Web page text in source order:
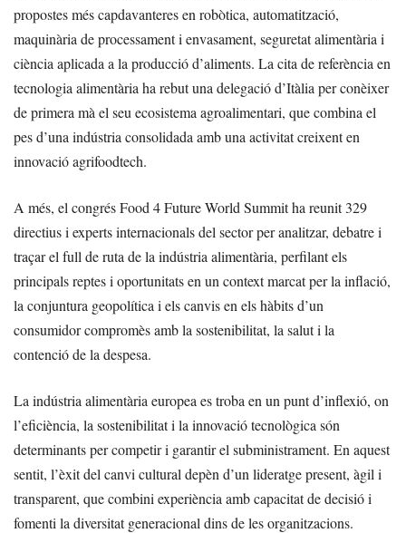
propostes més capdavanteres en robòtica, automatització,
maquinària de processament i envasament, seguretat alimentària i
ciència aplicada a la producció d’aliments. La cita de referència en
tecnologia alimentària ha rebut una delegació d’Itàlia per conèixer
de primera mà el seu ecosistema agroalimentari, que combina el
pes d’una indústria consolidada amb una activitat creixent en
innovació agrifoodtech.
A més, el congrés Food 4 Future World Summit ha reunit 329
directius i experts internacionals del sector per analitzar, debatre i
traçar el full de ruta de la indústria alimentària, perfilant els
principals reptes i oportunitats en un context marcat per la inflació,
la conjuntura geopolítica i els canvis en els hàbits d’un
consumidor compromès amb la sostenibilitat, la salut i la
contenció de la despesa.
La indústria alimentària europea es troba en un punt d’inflexió, on
l’eficiència, la sostenibilitat i la innovació tecnològica són
determinants per competir i garantir el subministrament. En aquest
sentit, l’èxit del canvi cultural depèn d’un lideratge present, àgil i
transparent, que combini experiència amb capacitat de decisió i
fomenti la diversitat generacional dins de les organitzacions.